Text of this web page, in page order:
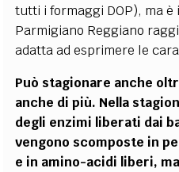
tutti i formaggi DOP), ma è
Parmigiano Reggiano
adatta ad esprimere le
Può stagionare anche
anche di più. Nella
degli enzimi liberati dai
vengono scomposte in
e in amino-acidi liberi,